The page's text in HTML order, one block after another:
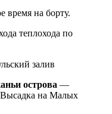
время на борту.
теплохода по
залив
острова —
Высадка на Малых